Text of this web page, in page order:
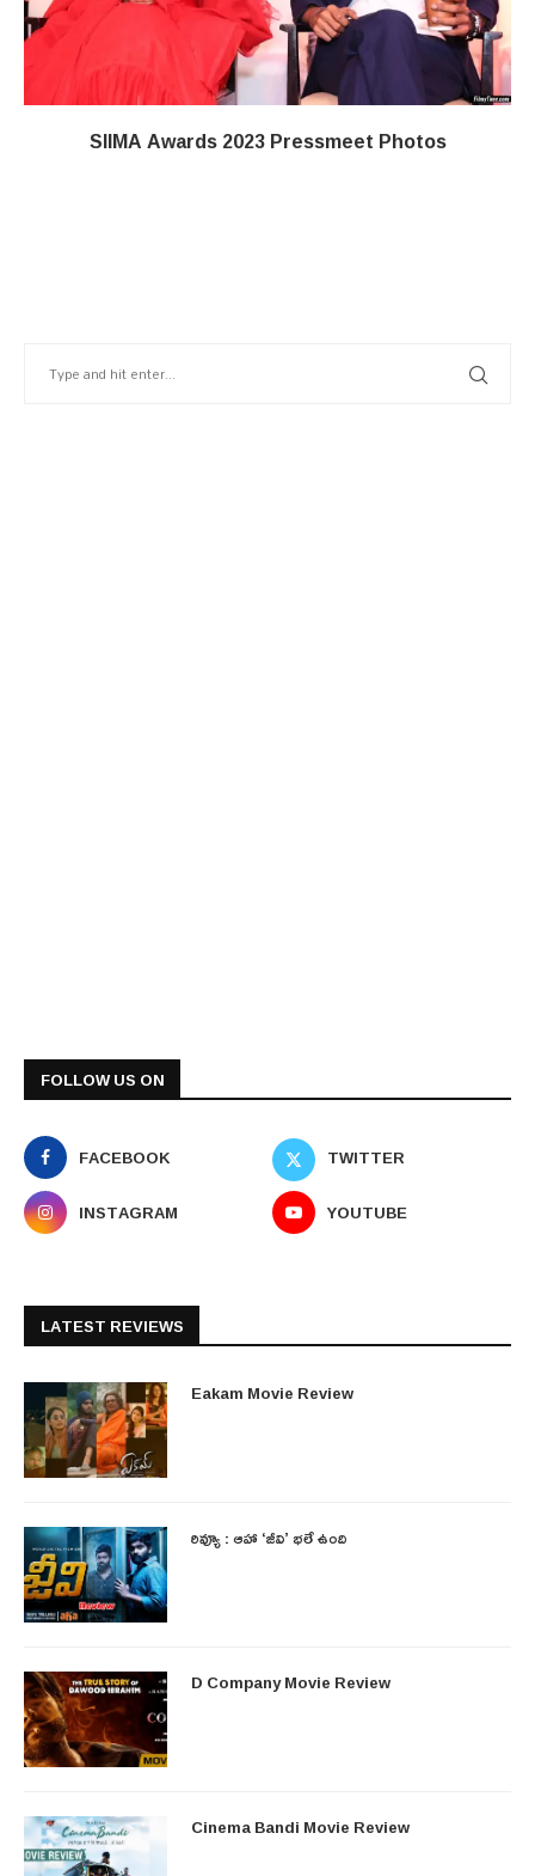
SIIMA Awards 2023 Pressmeet Photos
FOLLOW US ON
FACEBOOK
TWITTER
INSTAGRAM
YOUTUBE
LATEST REVIEWS
Eakam Movie Review
రివ్యూ : ఆహా ‘జీవి’ భలే ఉంది
D Company Movie Review
Cinema Bandi Movie Review